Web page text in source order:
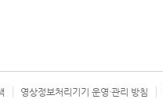
영상정보처리기기 운영·관리 방침